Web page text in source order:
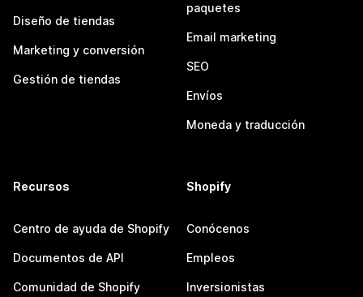
Diseño de tiendas
Marketing y conversión
Gestión de tiendas
paquetes
Email marketing
SEO
Envíos
Moneda y traducción
Recursos
Centro de ayuda de Shopify
Documentos de API
Comunidad de Shopify
Shopify
Conócenos
Empleos
Inversionistas